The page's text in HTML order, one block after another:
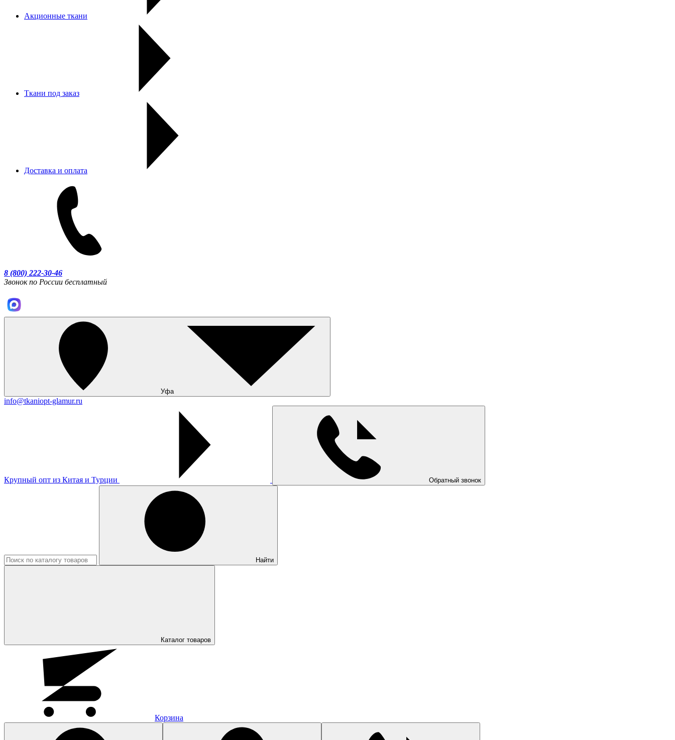
Акционные ткани
Ткани под заказ
Доставка и оплата
8 (800) 222-30-46
Звонок по России бесплатный
Уфа
info@tkaniopt-glamur.ru
Крупный опт из Китая и Турции Обратный звонок
Найти
Каталог товаров
Корзина